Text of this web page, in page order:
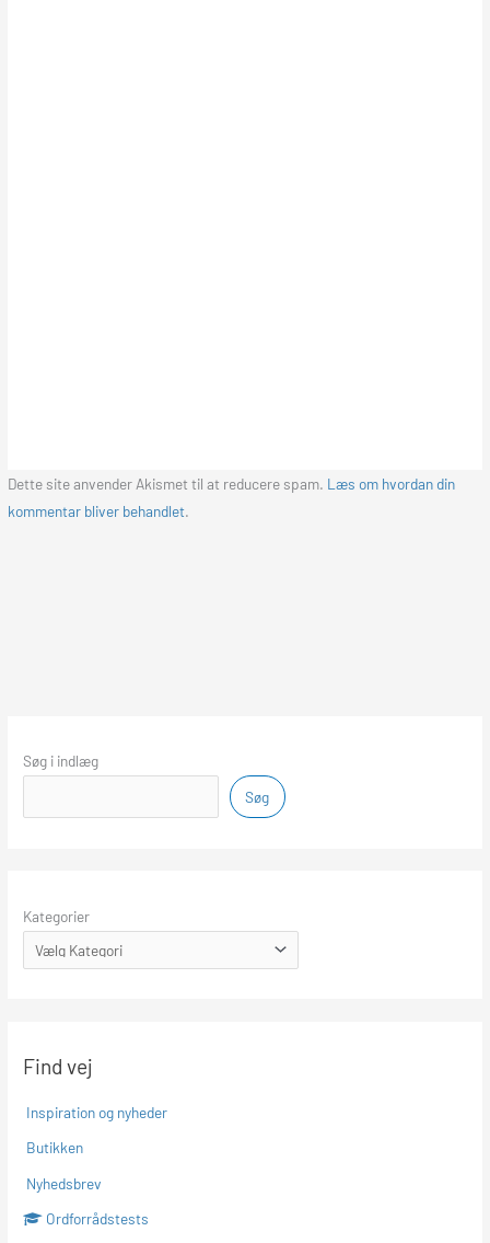
Dette site anvender Akismet til at reducere spam. Læs om hvordan din
kommentar bliver behandlet.
Søg i indlæg
Søg
Kategorier
Find vej
Inspiration og nyheder
Butikken
Nyhedsbrev
Ordforrådstests